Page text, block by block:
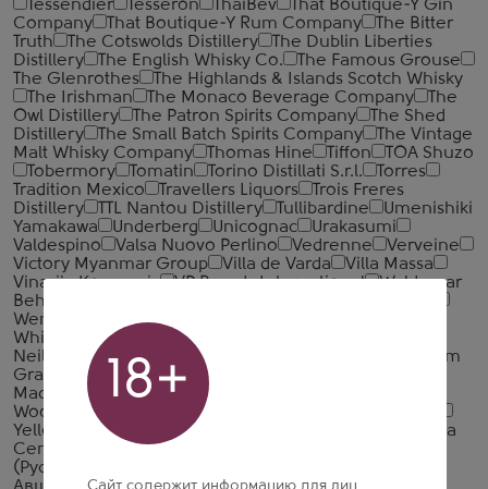
Tessendier
Tesseron ThaiBev
That Boutique-Y Gin
Company
That Boutique-Y Rum Company
The Bitter
Truth
The Cotswolds Distillery
The Dublin Liberties
Distillery
The English Whisky Co.
The Famous Grouse
The Glenrothes
The Highlands & Islands Scotch Whisky
The Irishman
The Monaco Beverage Company
The
Owl Distillery
The Patron Spirits Company
The Shed
Distillery
The Small Batch Spirits Company
The Vintage
Malt Whisky Company
Thomas Hine Tiffon
TOA Shuzo
Tobermory
Tomatin Torino Distillati S.r.l.
Torres
Tradition Mexico
Travellers Liquors
Trois Freres
Distillery
TTL Nantou Distillery Tullibardine
Umenishiki
Yamakawa
Underberg Unicognac
Urakasumi
Valdespino
Valsa Nuovo Perlino Vedrenne
Verveine
Victory Myanmar Group
Villa de Varda
Villa Massa
Vinarija Kovacevic
VP Brands International
Waldemar
Behn
Wemyss Malts
Wenneker
Whiskey
WhistlePig White Horse Distillers
Neill
Whyte & Mackay
William
Grant & Sons
William Lawson's Distillery
Macfarlane & Co.
William Peel
Woodford Reserve Distillery
Yellow Rose Distilling
Zacapa
Centenario
Zanin 1895
(Русский Шампанский Дом)
18+
Сайт содержит информацию для лиц